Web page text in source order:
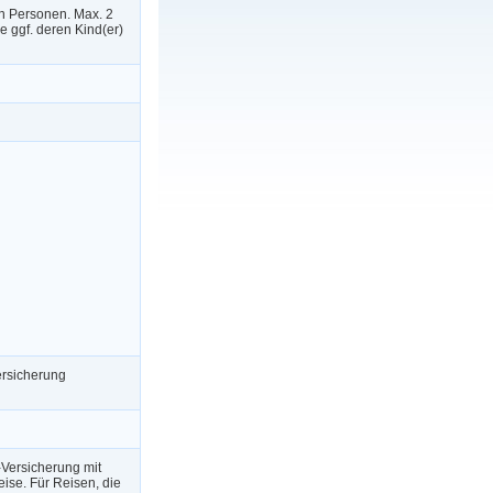
Personen. Max. 2
ggf. deren Kind(er)
mit
Für Reisen, die